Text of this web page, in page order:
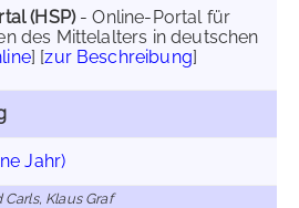
(HSP)- Online-Portal für
des Mittelalters in deutschen
] [zur Beschreibung]
Jahr)
Klaus Graf